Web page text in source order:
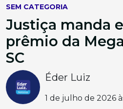
SEM CATEGORIA
Justiça manda
prêmio da
SC
Éder Luiz
1 de julho de 2026